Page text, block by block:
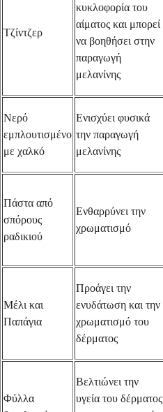
Τζίντζερ
κυκλοφορία του
αίματος και μπορεί
να βοηθήσει στην
παραγωγή
μελανίνης
Νερό
εμπλουτισμένο
με χαλκό
Ενισχύει φυσικά
την παραγωγή
μελανίνης
Πάστα από
σπόρους
ραδικιού
Ενθαρρύνει την
χρωματισμό
Μέλι και
Παπάγια
Προάγει την
ενυδάτωση και την
χρωματισμό του
δέρματος
Φύλλα
Βελτιώνει την
υγεία του δέρματος